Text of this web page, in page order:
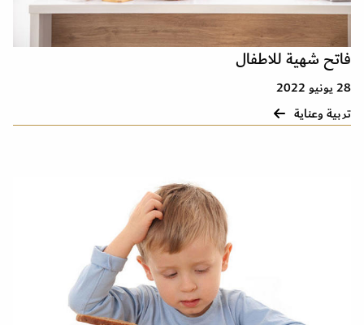
فاتح شهية للاطفال
28 يونيو 2022
تربية وعناية